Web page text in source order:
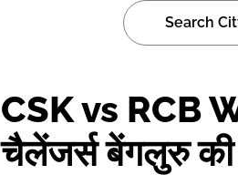
CSK vs RCB
चैलेंजर्स बेंगलुरु की